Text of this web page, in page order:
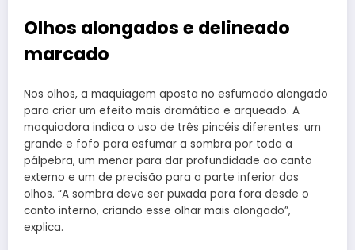
Olhos alongados e delineado
marcado
Nos olhos, a maquiagem aposta no esfumado alongado
para criar um efeito mais dramático e arqueado. A
maquiadora indica o uso de três pincéis diferentes: um
grande e fofo para esfumar a sombra por toda a
pálpebra, um menor para dar profundidade ao canto
externo e um de precisão para a parte inferior dos
olhos. “A sombra deve ser puxada para fora desde o
canto interno, criando esse olhar mais alongado”,
explica.